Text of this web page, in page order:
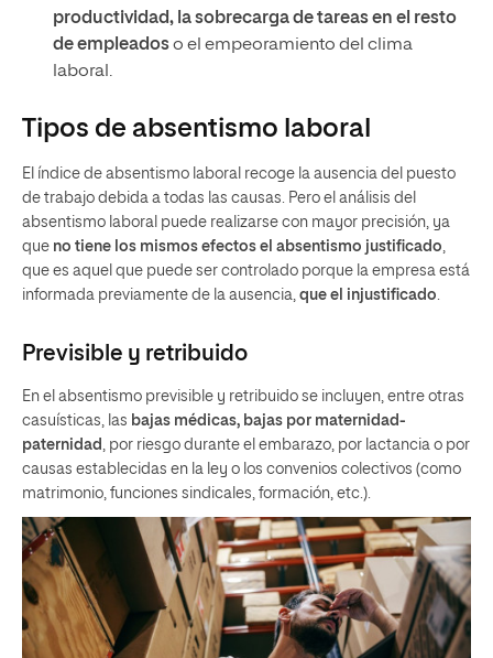
productividad, la sobrecarga de tareas en el resto
de empleadoso el empeoramiento del clima
laboral.
Tipos de absentismo laboral
El índice de absentismo laboral recoge la ausencia del puesto
de trabajo debida a todas las causas. Pero el análisis del
absentismo laboral puede realizarse con mayor precisión, ya
que no tiene los mismos efectos el absentismo justificado,
que es aquel que puede ser controlado porque la empresa está
informada previamente de la ausencia, que el injustificado.
Previsible y retribuido
En el absentismo previsible y retribuido se incluyen, entre otras
casuísticas, las bajas médicas, bajas por maternidad-
paternidad, por riesgo durante el embarazo, por lactancia o por
causas establecidas en la ley o los convenios colectivos (como
matrimonio, funciones sindicales, formación, etc.).